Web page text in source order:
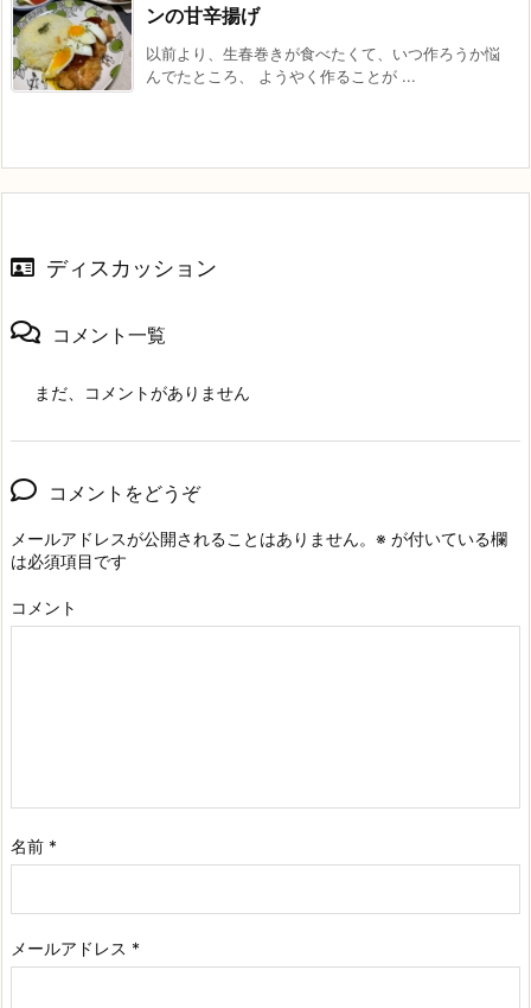
ンの甘辛揚げ
以前より、生春巻きが食べたくて、いつ作ろうか悩
んでたところ、 ようやく作ることが ...
ディスカッション
コメント一覧
まだ、コメントがありません
コメントをどうぞ
メールアドレスが公開されることはありません。 ※ が付いている欄
は必須項目です
コメント
名前 *
メールアドレス *